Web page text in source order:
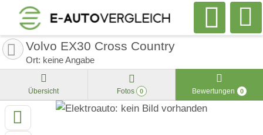
Volvo EX30 Cross Country
Ort: keine Angabe
Übersicht Fotos 0 Bewertungen 0